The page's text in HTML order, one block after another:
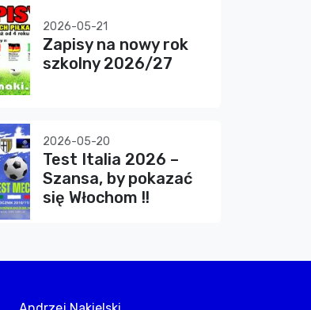
2026-05-21
Zapisy na nowy rok
szkolny 2026/27
2026-05-20
Test Italia 2026 –
Szansa, by pokazać
się Włochom !!